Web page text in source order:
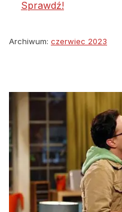
Sprawdź!
Archiwum: czerwiec 2023